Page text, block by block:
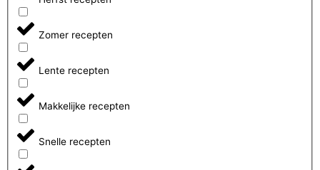
Zomer recepten
Lente recepten
Makkelijke recepten
Snelle recepten